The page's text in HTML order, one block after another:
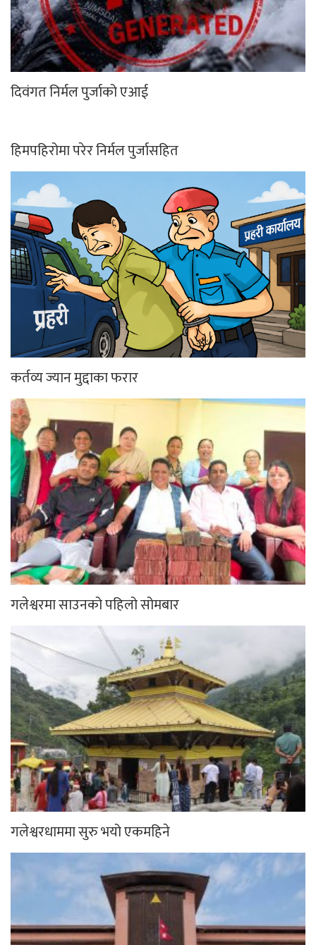
दिवंगत निर्मल पुर्जाको एआई
हिमपहिरोमा परेर निर्मल पुर्जासहित
कर्तव्य ज्यान मुद्दाका फरार
गलेश्वरमा साउनको पहिलो सोमबार
गलेश्वरधाममा सुरु भयो एकमहिने